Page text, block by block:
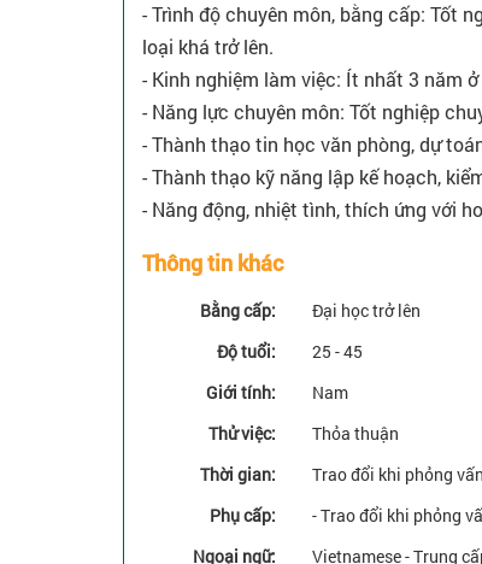
- Trình độ chuyên môn, bằng cấp: Tốt
loại khá trở lên.
- Kinh nghiệm làm việc: Ít nhất 3 năm
- Năng lực chuyên môn: Tốt nghiệp
- Thành thạo tin học văn phòng, dự
- Thành thạo kỹ năng lập kế hoạch,
- Năng động, nhiệt tình, thích ứng với
Thông tin khác
Bằng cấp:
Đại học trở lên
Độ tuổi:
25 - 45
Giới tính:
Nam
Thử việc:
Thỏa thuận
Thời gian:
Trao đổi khi phỏng vấn
Phụ cấp:
- Trao đổi khi phỏng
Ngoại ngữ:
Vietnamese - Trung